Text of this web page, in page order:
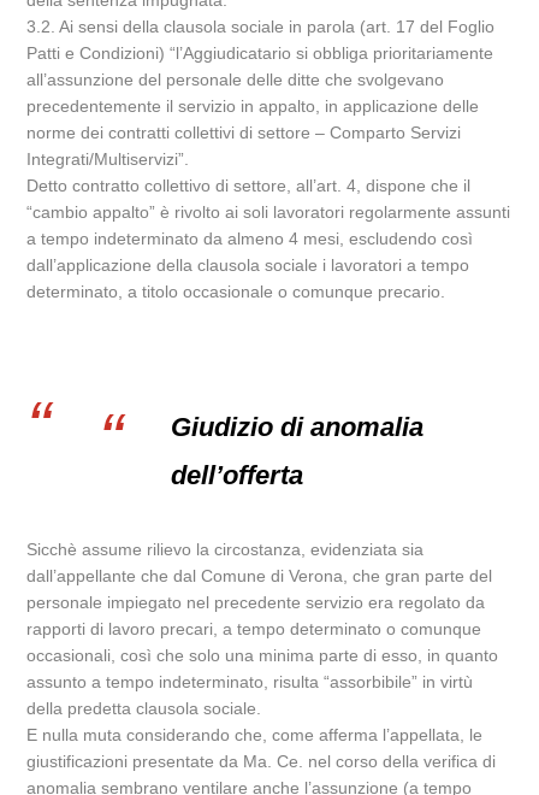
3.2. Ai sensi della clausola sociale in parola (art. 17 del Foglio
Patti e Condizioni) “l’Aggiudicatario si obbliga prioritariamente
all’assunzione del personale delle ditte che svolgevano
precedentemente il servizio in appalto, in applicazione delle
norme dei contratti collettivi di settore – Comparto Servizi
Integrati/Multiservizi”.
Detto contratto collettivo di settore, all’art. 4, dispone che il
“cambio appalto” è rivolto ai soli lavoratori regolarmente assunti
a tempo indeterminato da almeno 4 mesi, escludendo così
dall’applicazione della clausola sociale i lavoratori a tempo
determinato, a titolo occasionale o comunque precario.
Giudizio di anomalia
dell’offerta
Sicchè assume rilievo la circostanza, evidenziata sia
dall’appellante che dal Comune di Verona, che gran parte del
personale impiegato nel precedente servizio era regolato da
rapporti di lavoro precari, a tempo determinato o comunque
occasionali, così che solo una minima parte di esso, in quanto
assunto a tempo indeterminato, risulta “assorbibile” in virtù
della predetta clausola sociale.
E nulla muta considerando che, come afferma l’appellata, le
giustificazioni presentate da Ma. Ce. nel corso della verifica di
anomalia sembrano ventilare anche l’assunzione (a tempo